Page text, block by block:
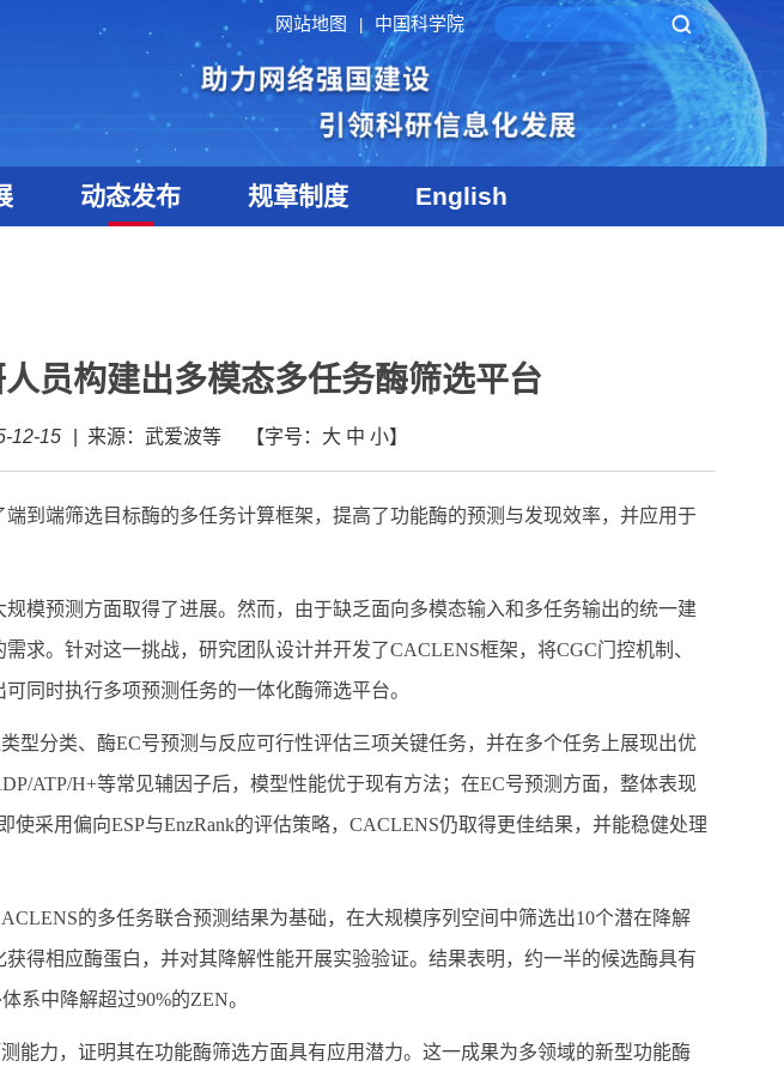
网站地图 中国科学院
动态发布 规章制度 English
人员构建出多模态多任务酶筛选平台
12-15 来源：武爱波等 【字号： 大 中 小】
到端筛选目标酶的多任务计算框架，提高了功能酶的预测与发现效率，并应用于
模预测方面取得了进展。然而，由于缺乏面向多模态输入和多任务输出的统一建
求。针对这一挑战，研究团队设计并开发了CACLENS框架，将CGC门控机制、
同时执行多项预测任务的一体化酶筛选平台。
型分类、酶EC号预测与反应可行性评估三项关键任务，并在多个任务上展现出优
ATP/H+等常见辅因子后，模型性能优于现有方法；在EC号预测方面，整体表现
采用偏向ESP与EnzRank的评估策略，CACLENS仍取得更佳结果，并能稳健处理
的多任务联合预测结果为基础，在大规模序列空间中筛选出10个潜在降解
得相应酶蛋白，并对其降解性能开展实验验证。结果表明，约一半的候选酶具有
系中降解超过90%的ZEN。
能力，证明其在功能酶筛选方面具有应用潜力。这一成果为多领域的新型功能酶